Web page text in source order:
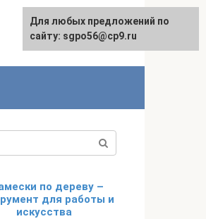
English
по дереву –
для работы и
искусства
Для любых предложений по
сайту: sgpo56@cp9.ru